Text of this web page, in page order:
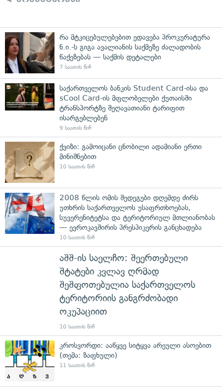
რა მტკიცებულებებით ედავება პროკურატურა
ნ.ი.-ს გიგა ავალიანის საქმეზე ძალადობის
წაქეზებას — საქმის დეტალები
7 საათის წინ
საქართველოს ბანკის Student Card-ისა და
sCool Card-ის მფლობელები ქუთაისში
ტრანსპორტზე შეღავათიანი ტარიფით
ისარგებლებენ
9 საათის წინ
ქვიზი: გამოიცანი ცნობილი ადამიანი ერთი
მინიშნებით
10 საათის წინ
2008 წლის ომის შედეგები დღემდე ძირს
უთხრის საქართველოს უსაფრთხოებას,
სუვერენიტეტსა და ტერიტორიულ მთლიანობას
— ევროკავშირის პრესპიკერის განცხადება
10 საათის წინ
აშშ-ის საელჩო: შეერთებული
შტატები კვლავ ღრმად
შეშფოთებულია საქართველოს
ტერიტორიის განგრძობადი
ოკუპაციით
10 საათის წინ
კროსვორდი: ააწყვე სიტყვა არეული ასოებით
(თემა: ზაფხული)
11 საათის წინ